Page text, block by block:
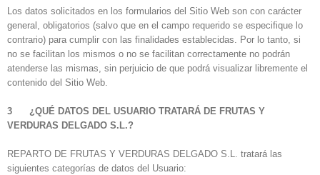
Los datos solicitados en los formularios del Sitio Web son con carácter
general, obligatorios (salvo que en el campo requerido se especifique lo
contrario) para cumplir con las finalidades establecidas. Por lo tanto, si
no se facilitan los mismos o no se facilitan correctamente no podrán
atenderse las mismas, sin perjuicio de que podrá visualizar libremente el
contenido del Sitio Web.
3 ¿QUÉ DATOS DEL USUARIO TRATARÁ DE FRUTAS Y
VERDURAS DELGADO S.L.?
REPARTO DE FRUTAS Y VERDURAS DELGADO S.L. tratará las
siguientes categorías de datos del Usuario: